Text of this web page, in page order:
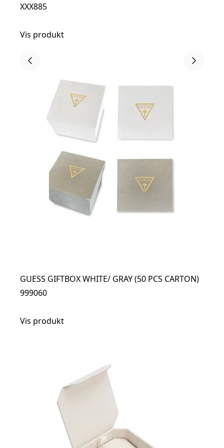
XXX885
Vis produkt
GUESS GIFTBOX WHITE/ GRAY (50 PCS CARTON)
999060
Vis produkt